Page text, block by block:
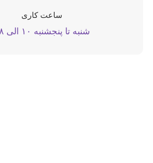
ساعت کاری
شنبه تا پنجشنبه ۱۰ الی ۱۸